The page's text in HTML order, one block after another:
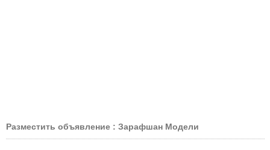
Разместить объявление : Зарафшан Модели